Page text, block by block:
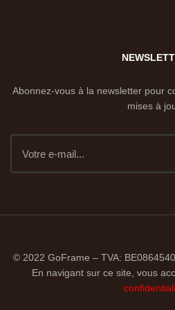
Abonnez-vous à la newsletter pour
mises à
© 2022 GoFrame – TVA:
En navigant sur ce site, vous